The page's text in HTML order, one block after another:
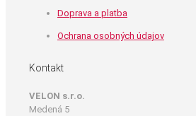
Doprava a platba
Ochrana osobných údajov
Kontakt
VELON s.r.o.
Medená 5